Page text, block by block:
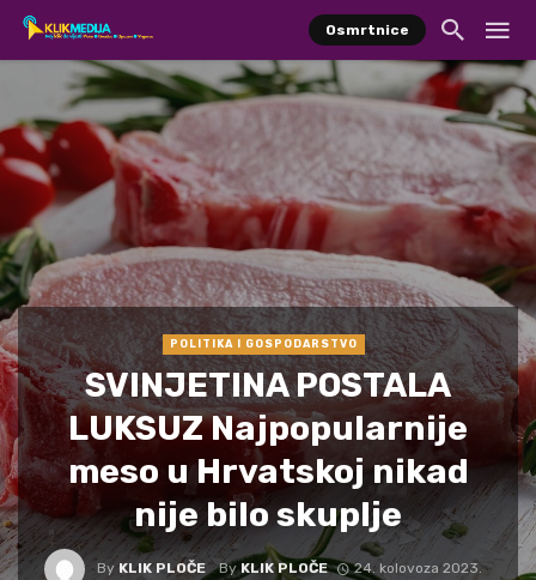
Osmrtnice
POLITIKA I GOSPODARSTVO
SVINJETINA POSTALA
LUKSUZ Najpopularnije
meso u Hrvatskoj nikad
nije bilo skuplje
By KLIK PLOČE ByKLIK PLOČE
24. kolovoza 2023.